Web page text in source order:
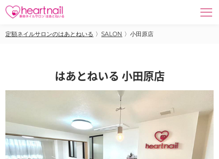
定額ネイルサロンのはあとねいる 〉SALON 〉小田原店
はあとねいる 小田原店